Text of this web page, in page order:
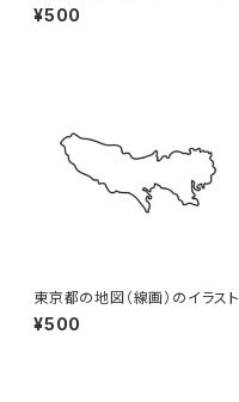
¥500
東京都の地図（線画）のイラスト
¥500